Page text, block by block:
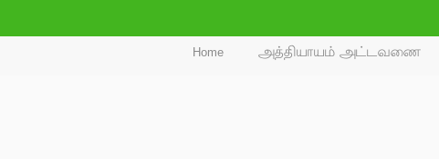
Home அத்தியாயம் அட்டவணை